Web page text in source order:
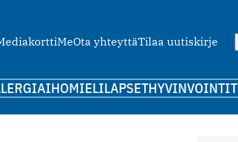
MeOta yhteyttäTilaa uutiskirje
IHOMIELILAPSETHYVINVOINTI